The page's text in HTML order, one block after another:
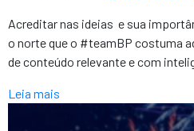
Acreditar nas ideias e sua
o norte que o #teamBP costuma
de conteúdo relevante e com
Leia mais